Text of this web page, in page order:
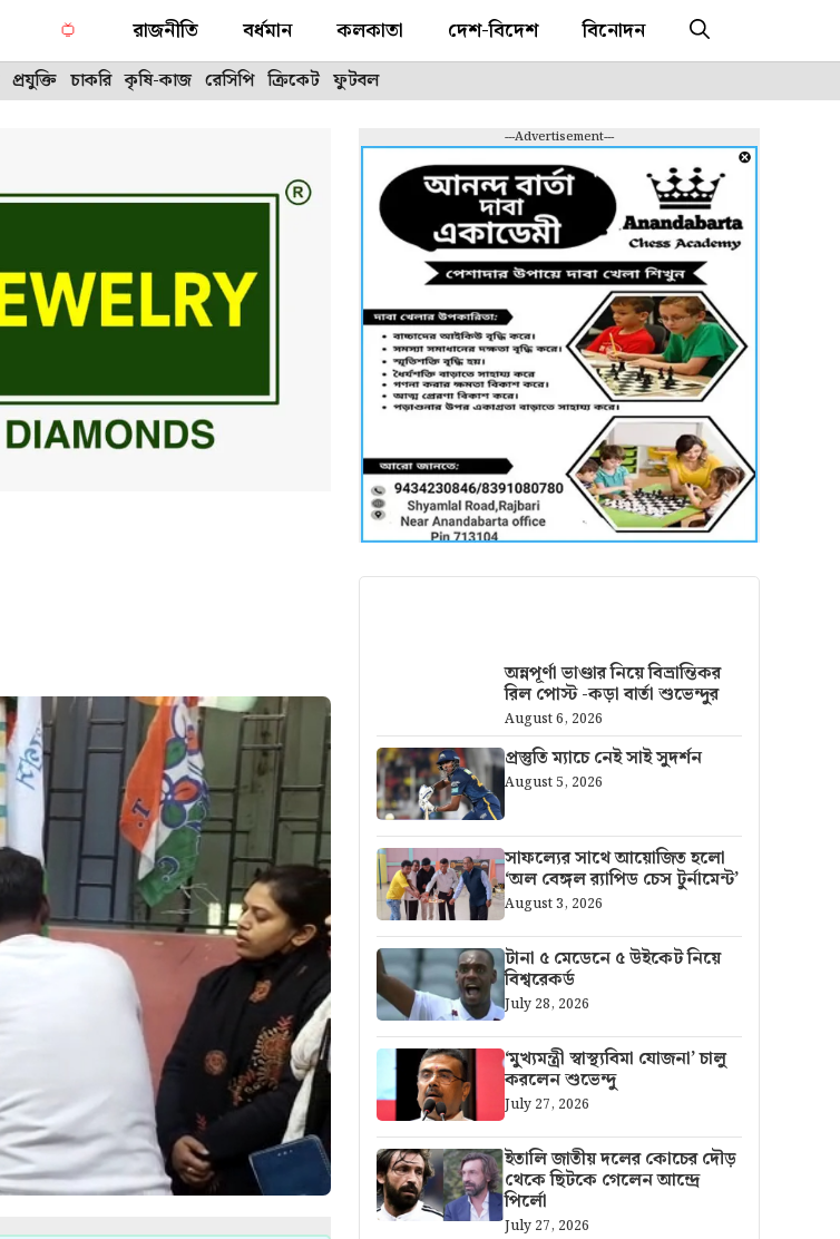
রাজনীতি বর্ধমান কলকাতা দেশ-বিদেশ বিনোদন
প্রযুক্তি চাকরি কৃষি-কাজ রেসিপি ক্রিকেট ফুটবল
---Advertisement---
অন্নপূর্ণা ভাণ্ডার নিয়ে বিভ্রান্তিকর
রিল পোস্ট -কড়া বার্তা শুভেন্দুর
August 6, 2026
প্রস্তুতি ম্যাচে নেই সাই সুদর্শন
August 5, 2026
সাফল্যের সাথে আয়োজিত হলো
‘অল বেঙ্গল র‍্যাপিড চেস টুর্নামেন্ট’
August 3, 2026
টানা ৫ মেডেনে ৫ উইকেট নিয়ে
বিশ্বরেকর্ড
July 28, 2026
‘মুখ্যমন্ত্রী স্বাস্থ্যবিমা যোজনা’ চালু
করলেন শুভেন্দু
July 27, 2026
ইতালি জাতীয় দলের কোচের দৌড়
থেকে ছিটকে গেলেন আন্দ্রে
পির্লো
July 27, 2026